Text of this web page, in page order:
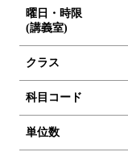
曜日・時限
(講義室)
クラス
科目コード
単位数